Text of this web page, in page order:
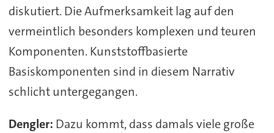
diskutiert. Die Aufmerksamkeit lag auf den
vermeintlich besonders komplexen und teuren
Komponenten. Kunststoffbasierte
Basiskomponenten sind in diesem Narrativ
schlicht untergegangen.
Dengler: Dazu kommt, dass damals viele große